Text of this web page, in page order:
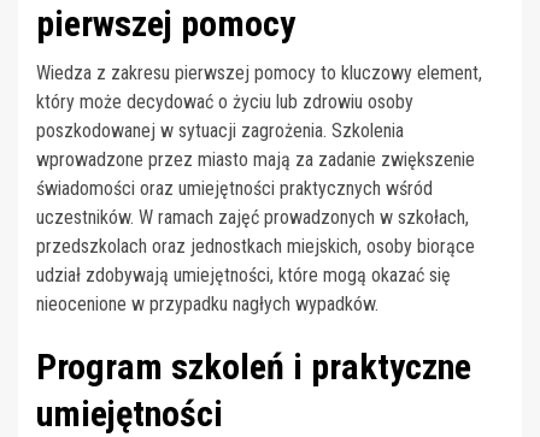
pierwszej pomocy
Wiedza z zakresu pierwszej pomocy to kluczowy element,
który może decydować o życiu lub zdrowiu osoby
poszkodowanej w sytuacji zagrożenia. Szkolenia
wprowadzone przez miasto mają za zadanie zwiększenie
świadomości oraz umiejętności praktycznych wśród
uczestników. W ramach zajęć prowadzonych w szkołach,
przedszkolach oraz jednostkach miejskich, osoby biorące
udział zdobywają umiejętności, które mogą okazać się
nieocenione w przypadku nagłych wypadków.
Program szkoleń i praktyczne
umiejętności